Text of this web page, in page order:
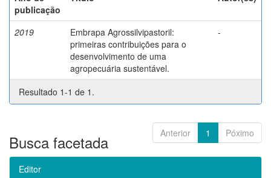
publicação
2019
Embrapa Agrossilvipastoril:
primeiras contribuições para o
desenvolvimento de uma
agropecuária sustentável.
-
Resultado 1-1 de 1.
Anterior 1 Póximo
Busca facetada
Editor